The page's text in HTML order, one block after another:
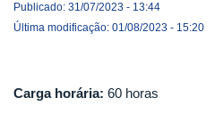
Publicado: 31/07/2023 - 13:44
Última modificação: 01/08/2023 - 15:20
Carga horária: 60 horas